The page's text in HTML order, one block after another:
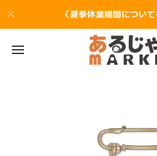
〈夏季休業期間について